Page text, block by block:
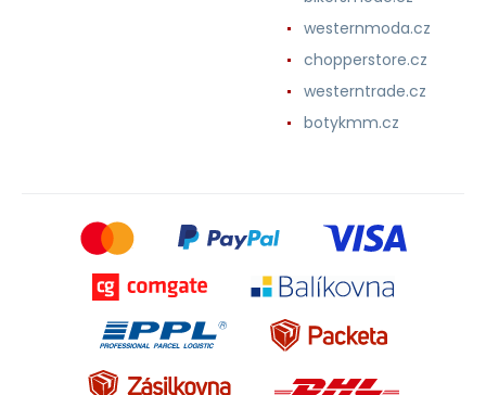
westernmoda.cz
chopperstore.cz
westerntrade.cz
botykmm.cz